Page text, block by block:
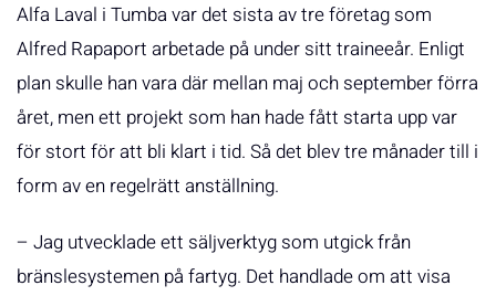
Alfa Laval i Tumba var det sista av tre företag som
Alfred Rapaport arbetade på under sitt traineeår. Enligt
plan skulle han vara där mellan maj och september förra
året, men ett projekt som han hade fått starta upp var
för stort för att bli klart i tid. Så det blev tre månader till i
form av en regelrätt anställning.
– Jag utvecklade ett säljverktyg som utgick från
bränslesystemen på fartyg. Det handlade om att visa